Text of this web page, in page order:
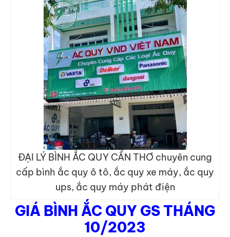
ĐẠI LÝ BÌNH ẮC QUY CẦN THƠ chuyên cung
cấp bình ắc quy ô tô, ắc quy xe máy, ắc quy
ups, ắc quy máy phát điện
GIÁ BÌNH ẮC QUY GS THÁNG
10/2023